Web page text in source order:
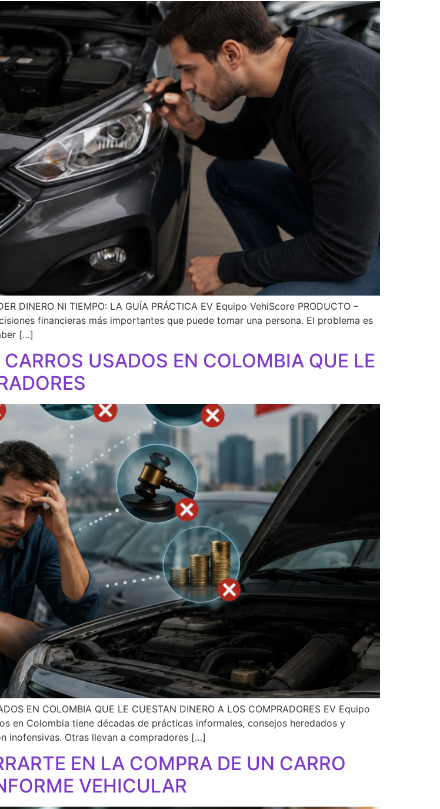
DINERO NI TIEMPO: LA GUÍA PRÁCTICA EV Equipo VehiScore PRODUCTO –
financieras más importantes que puede tomar una persona. El problema es
[…]
USADOS EN COLOMBIA QUE LE
EN COLOMBIA QUE LE CUESTAN DINERO A LOS COMPRADORES EV Equipo
en Colombia tiene décadas de prácticas informales, consejos heredados y
inofensivas. Otras llevan a compradores […]
EN LA COMPRA DE UN CARRO
VEHICULAR